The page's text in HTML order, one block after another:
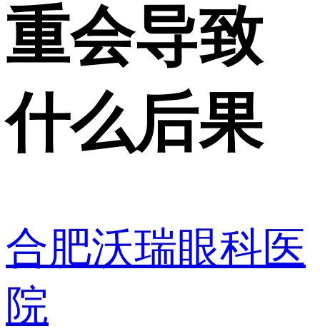
重会导致
什么后果
合肥沃瑞眼科医
院